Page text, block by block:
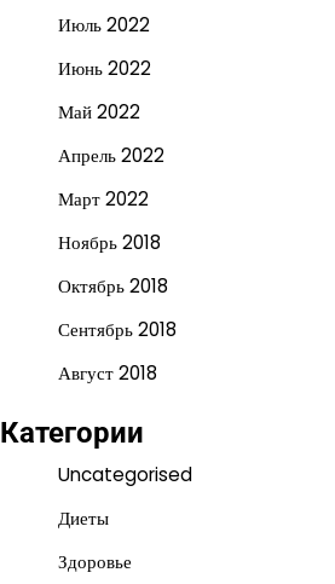
Июль 2022
Июнь 2022
Май 2022
Апрель 2022
Март 2022
Ноябрь 2018
Октябрь 2018
Сентябрь 2018
Август 2018
Категории
Uncategorised
Диеты
Здоровье